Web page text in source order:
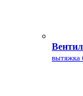
вытяжка